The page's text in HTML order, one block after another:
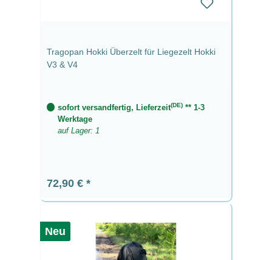
Tragopan Hokki Überzelt für Liegezelt Hokki
V3 & V4
sofort versandfertig, Lieferzeit(DE)** 1-3
Werktage
auf Lager: 1
Regulärer Preis:
72,90 €
Neu